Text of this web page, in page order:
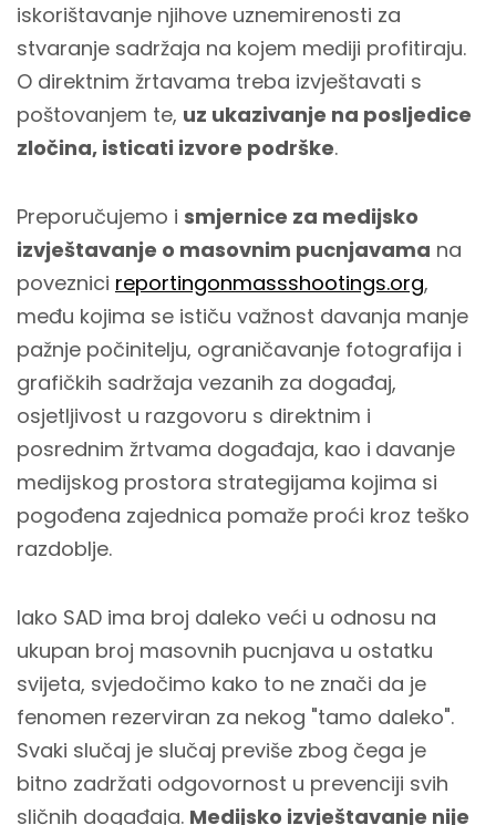
iskorištavanje njihove uznemirenosti za
stvaranje sadržaja na kojem mediji profitiraju.
O direktnim žrtavama treba izvještavati s
poštovanjem te, uz ukazivanje na posljedice
zločina, isticati izvore podrške.
Preporučujemo i smjernice za medijsko
izvještavanje o masovnim pucnjavama na
poveznici reportingonmassshootings.org,
među kojima se ističu važnost davanja manje
pažnje počinitelju, ograničavanje fotografija i
grafičkih sadržaja vezanih za događaj,
osjetljivost u razgovoru s direktnim i
posrednim žrtvama događaja, kao i davanje
medijskog prostora strategijama kojima si
pogođena zajednica pomaže proći kroz teško
razdoblje.
Iako SAD ima broj daleko veći u odnosu na
ukupan broj masovnih pucnjava u ostatku
svijeta, svjedočimo kako to ne znači da je
fenomen rezerviran za nekog "tamo daleko".
Svaki slučaj je slučaj previše zbog čega je
bitno zadržati odgovornost u prevenciji svih
sličnih događaja. Medijsko izvještavanje nije